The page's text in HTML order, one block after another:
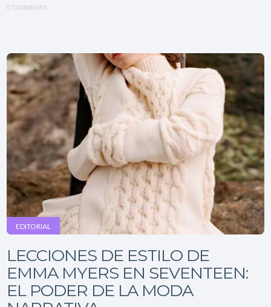
0 COMMENTS
EDITORIAL
LECCIONES DE ESTILO DE
EMMA MYERS EN SEVENTEEN:
EL PODER DE LA MODA